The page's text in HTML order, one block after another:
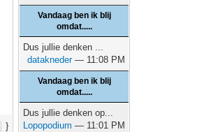
}
Vandaag ben ik blij
omdat.....
Dus jullie denken ...
datakneder— 11:08 PM
Vandaag ben ik blij
omdat.....
Dus jullie denken op...
Lopopodium — 11:01 PM